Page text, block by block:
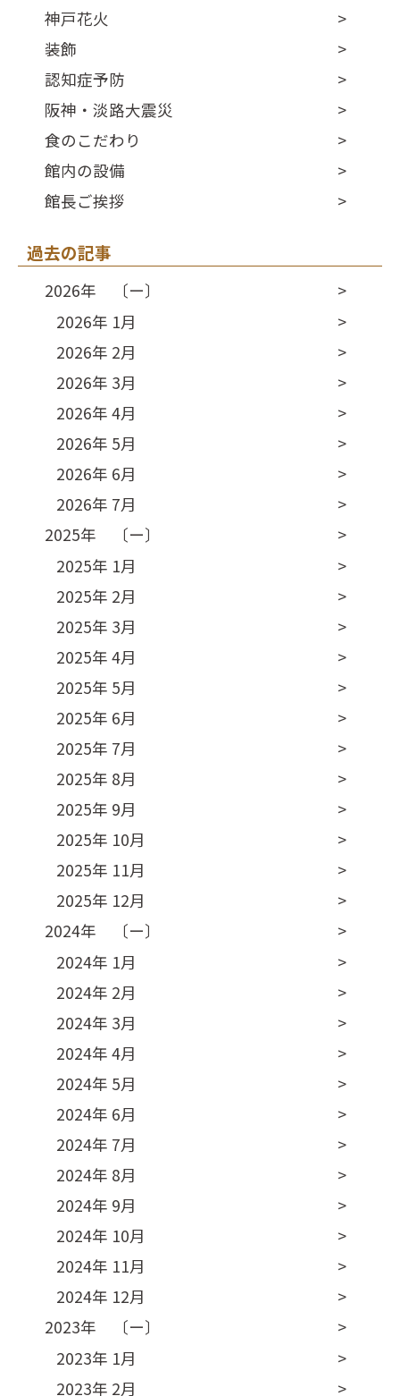
神戸花火
装飾
認知症予防
阪神・淡路大震災
食のこだわり
館内の設備
館長ご挨拶
過去の記事
2026年 〔ー〕
2026年 1月
2026年 2月
2026年 3月
2026年 4月
2026年 5月
2026年 6月
2026年 7月
2025年 〔ー〕
2025年 1月
2025年 2月
2025年 3月
2025年 4月
2025年 5月
2025年 6月
2025年 7月
2025年 8月
2025年 9月
2025年 10月
2025年 11月
2025年 12月
2024年 〔ー〕
2024年 1月
2024年 2月
2024年 3月
2024年 4月
2024年 5月
2024年 6月
2024年 7月
2024年 8月
2024年 9月
2024年 10月
2024年 11月
2024年 12月
2023年 〔ー〕
2023年 1月
2023年 2月